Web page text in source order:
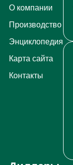
О компании
Производство
Энциклопедия
Карта сайта
Контакты